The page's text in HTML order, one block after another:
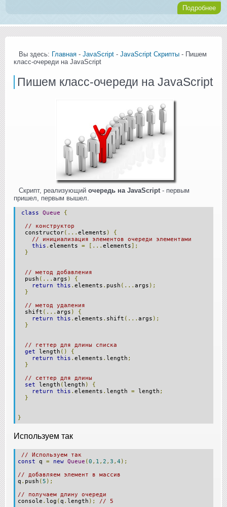
Подробнее
Вы здесь: Главная - JavaScript - JavaScript Скрипты - Пишем
класс-очереди на JavaScript
Пишем класс-очереди на JavaScript
Скрипт, реализующий очередь на JavaScript- первым
пришел, первым вышел.
class Queue
{
// конструктор
constructor(... elements )
{
// инициализация элементов очереди элементами
this . elements = [... elements ];
}
// метод добавления
push (... args )
{
return
this . elements . push (... args );
}
// метод удаления
shift (... args )
{
return
this . elements . shift (... args );
}
// геттер для длины списка
get length ()
{
return
this . elements . length ;
}
// сеттер для длины
set length ( length )
{
return
this . elements . length = length ;
}
}
Используем так
// Используем так
const q = new Queue (0 , 1 , 2 , 3 , 4 );
// добавляем элемент в массив
q . push (5 );
// получаем длину очереди
console . log (q . length ); // 5